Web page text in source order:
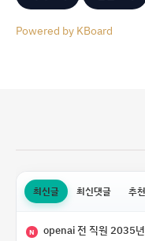
Powered by KBoard
최신글 최신댓글 추
N openai 전 직원 2035년까